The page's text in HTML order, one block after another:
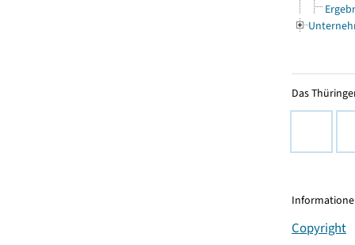
Das
Copyright